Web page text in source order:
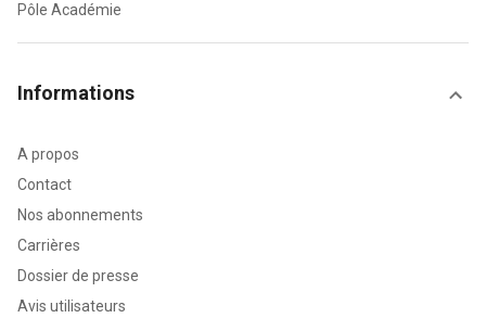
Pôle Académie
Informations
A propos
Contact
Nos abonnements
Carrières
Dossier de presse
Avis utilisateurs